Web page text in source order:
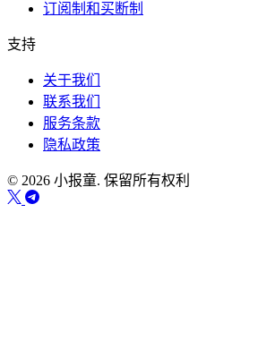
订阅制和买断制
支持
关于我们
联系我们
服务条款
隐私政策
© 2026 小报童. 保留所有权利